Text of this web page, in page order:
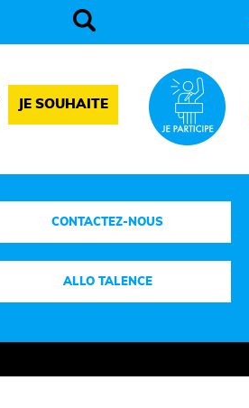
JE SOUHAITE
CONTACTEZ-NOUS
ALLO TALENCE